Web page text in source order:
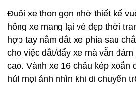
Đuôi xe thon gọn nhờ thiết kế
hông xe mang lại vẻ đẹp thời
hợp tay nắm dắt xe phía sau
cho việc dắt/đẩy xe mà vẫn
cao. Vành xe 16 chấu kép xoắn
hút mọi ánh nhìn khi di chuyển